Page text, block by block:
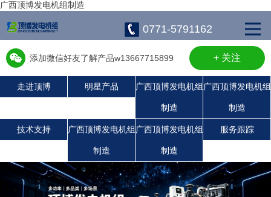
广西顶博发电机组制造
0771-5791162
添加微信好友了解产品w13667715899 + 关注
走进顶博 明星产品 广西顶博发电机组
制造
广西顶博发电机组
制造
技术支持 广西顶博发电机组
制造
广西顶博发电机组
制造
服务跟踪
广西顶博发电机组制造:静音发电机组
潍柴发电机组
珀金斯发电机组
沃尔沃发电机组
广西顶博发电机组制造:康明斯广西顶博发电机组制造
上柴发电机组
广西顶博发电机组制造:玉柴发电机组